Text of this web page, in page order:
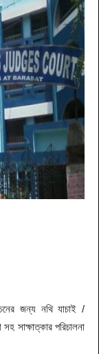
জন্য নথি যাচাই /
সহ সাক্ষাত্কার পরিচালনা